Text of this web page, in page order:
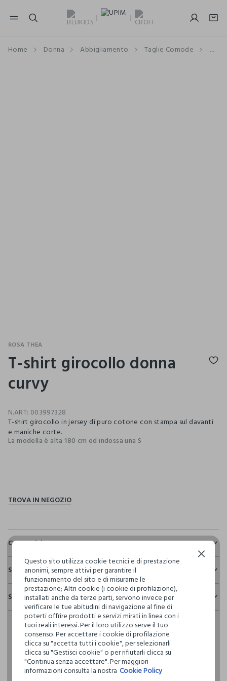
NAVIGATION.ARIA.GOTOMAINCONTENT
Home Donna Abbigliamento Taglie Comode T-
ROSA THEA
T-shirt girocollo donna
curvy
N.ART: 003997328
T-shirt girocollo in jersey di puro cotone con stampa sul davanti
e maniche corte.
La modella è alta 180 cm ed indossa una S
Composizione e cura
Composizione:
100% COTONE
NON CANDEGGIARE
TEMPERATURA MASSIMA 40°C - PROCEDURA MOLTO
DELICATA
NON LAVARE A SECCO
Sostenibilità e trasparenza
Sicurezza
Il 100% dei nostri articoli viene sottoposto a test chimico-
fisici, per verificarne il rispetto dei limiti che abbiamo
definito per l’uso di sostanze chimiche, talvolta anche più
restrittivi rispetto a quelli previsti dalla normativa
internazionale.
Clicca qui per vedere i dettagli
Spedizione e resi
Hai fino a 30 giorni dalla consegna del tuo ordine online per
cambiare idea e restituire i prodotti che hai acquistato.
Questo sito utilizza cookie tecnici e di prestazione
anonimi, sempre attivi per garantire il
funzionamento del sito e di misurarne le
prestazione; Altri cookie (i cookie di profilazione),
installati anche da terze parti, servono invece per
verificare le tue abitudini di navigazione al fine di
poterti offrire prodotti e servizi mirati in linea con i
tuoi reali interessi. Per il loro utilizzo serve il tuo
consenso. Per accettare i cookie di profilazione
clicca su "accetta tutti i cookie", per selezionarli
clicca su "Gestisci cookie" o per rifiutarli clicca su
"Continua senza accettare". Per maggiori
informazioni consulta la nostra Cookie Policy
Continua senza accettare